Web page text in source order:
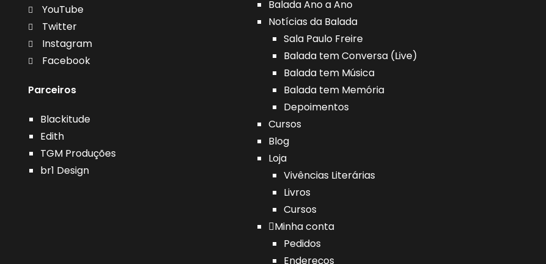
YouTube
Twitter
Instagram
Facebook
Parceiros
Blackitude
Edith
TGM Produções
br1 Design
Balada Ano a Ano
Notícias da Balada
Sala Paulo Freire
Balada tem Conversa (Live)
Balada tem Música
Balada tem Memória
Depoimentos
Cursos
Blog
Loja
Vivências Literárias
Livros
Cursos
Minha conta
Pedidos
Endereços